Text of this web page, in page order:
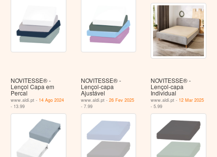
NOVITESSE® -
Lençol Capa em
Percal
www.aldi.pt - 14 Ago 2024
- 13.99
NOVITESSE® -
Lençol-capa
Ajustável
www.aldi.pt - 26 Fev 2025
- 7.99
NOVITESSE® -
Lençol-capa
Individual
www.aldi.pt - 12 Mar 2025
- 5.99